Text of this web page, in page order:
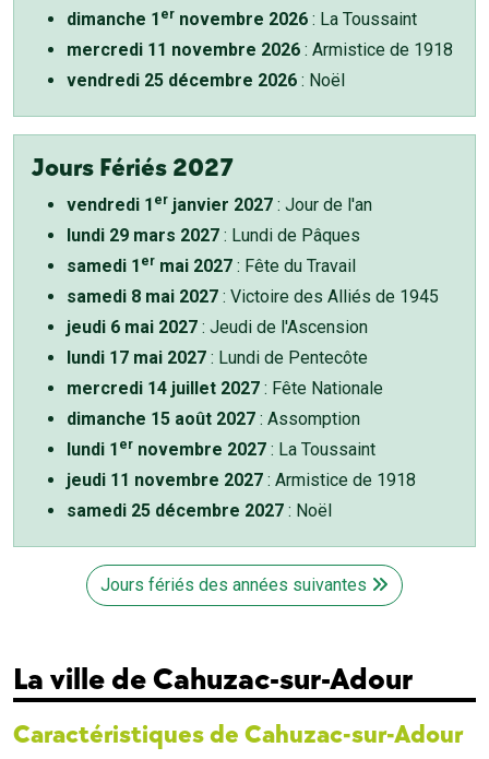
dimanche 1 er novembre 2026 : La Toussaint
mercredi 11 novembre 2026 : Armistice de 1918
vendredi 25 décembre 2026 : Noël
Jours Fériés 2027
vendredi 1 er janvier 2027 : Jour de l'an
lundi 29 mars 2027 : Lundi de Pâques
samedi 1 er mai 2027 : Fête du Travail
samedi 8 mai 2027 : Victoire des Alliés de 1945
jeudi 6 mai 2027 : Jeudi de l'Ascension
lundi 17 mai 2027 : Lundi de Pentecôte
mercredi 14 juillet 2027 : Fête Nationale
dimanche 15 août 2027 : Assomption
lundi 1 er novembre 2027 : La Toussaint
jeudi 11 novembre 2027 : Armistice de 1918
samedi 25 décembre 2027 : Noël
Jours fériés des années suivantes
La ville de Cahuzac-sur-Adour
Caractéristiques de Cahuzac-sur-Adour